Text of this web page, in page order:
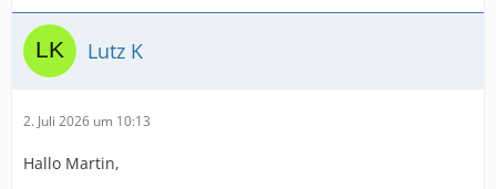
Lutz K
2. Juli 2026 um 10:13
Hallo Martin,